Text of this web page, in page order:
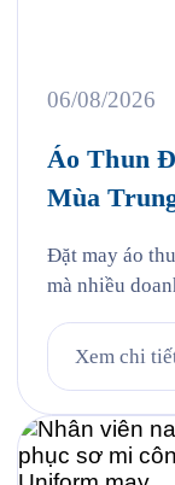
06/08/2026
Áo Thun
Mùa
Đặt may áo
mà nhiều
lên, mỗi năm
Môn lại cùng
Xem chi